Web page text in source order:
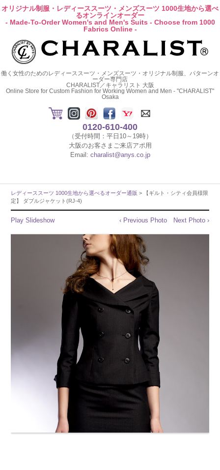
オリジナル制服・レディーススーツ・メンズスーツ 1000生地から選べ
るオンラインオーダー
- Made-To-Order Women's and Men's Suits - Choose from 1000
Fabrics Online -
働く女性のためのレディーススーツ・メンズスーツ・オリジナル制服、パターンオ
ーダー専門店
CHARALIST／キャラリスト 大阪
Online Store for Custom Fashion for Working Women and Men - "CHARALIST"
Osaka
0120-610-400
（受付時間：平日10～19時）
大阪のお客さまご来店アポ用
Email: charalist@anys.co.jp
レディーススーツ 1000生地から選べるオーダー通販 > 【ギルト・シティ会員様限
定】 ダブルジャケット(RJ-4)
Play Slideshow ‹ Previous Photo Next Photo ›